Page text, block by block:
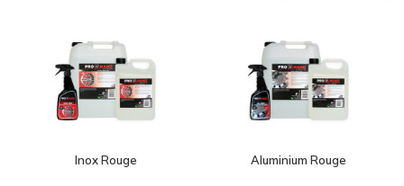
Inox Rouge Aluminium Rouge